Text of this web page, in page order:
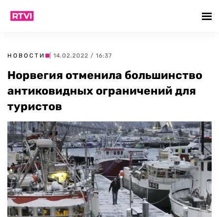
НОВОСТИ | 14.02.2022 / 16:37
Норвегия отменила большинство
антиковидных ограничений для
туристов